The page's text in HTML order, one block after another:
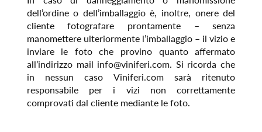
dell’ordine o dell’imballaggio è, inoltre, onere del
cliente fotografare prontamente – senza
manomettere ulteriormente l’imballaggio – il vizio e
inviare le foto che provino quanto affermato
all’indirizzo mail info@viniferi.com. Si ricorda che
in nessun caso Viniferi.com sarà ritenuto
responsabile per i vizi non correttamente
comprovati dal cliente mediante le foto.